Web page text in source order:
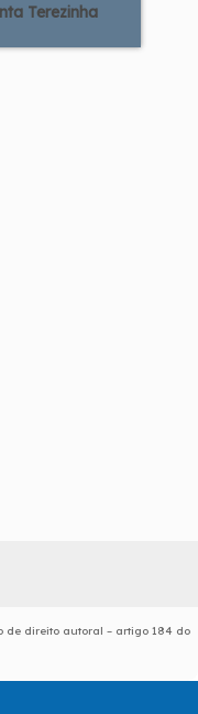
Terezinha
de direito autoral – artigo 184 do